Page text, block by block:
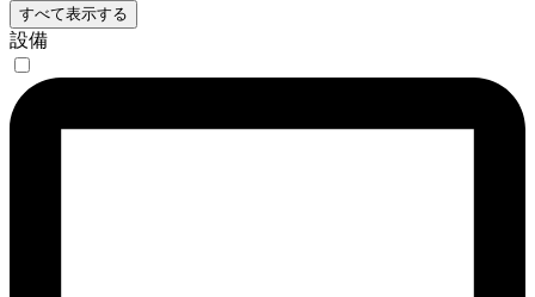
すべて表示する
設備